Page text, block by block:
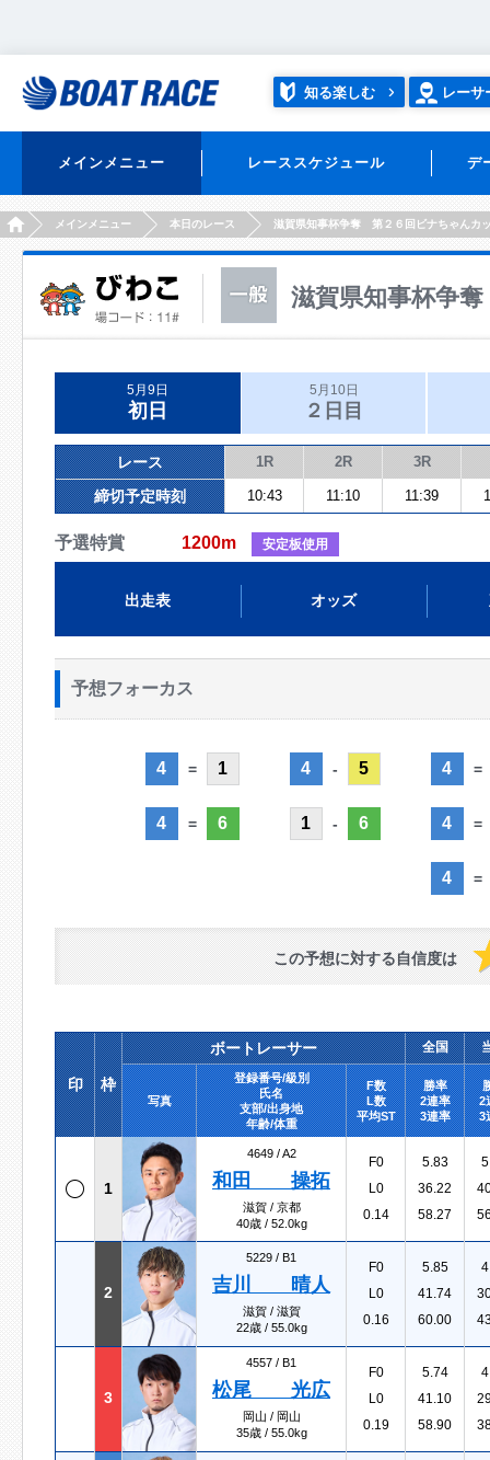
知る楽しむ レーサ
メインメニュー レーススケジュール デ
HOMEメインメニュー 本日のレース 滋賀県知事杯争奪 第２６回ビナちゃんカ
滋賀県知事杯争
5月9日
初日
5月10日
２日目
レース 1R 2R 3R
締切予定時刻 10:43 11:10 11:39
予選特賞 1200m 安定板使用
出走表 オッズ
予想フォーカス
4 = 1
4 = 6
4 - 5
1 - 6
4 =
4 =
4 =
この予想に対する自信度は
印 枠
ボートレーサー 全国
写真
登録番号/級別
氏名
支部/出身地
年齢/体重
F数
L数
平均ST
勝率
2連率
3連率
2
3
1
4649 /A2
和田 操拓
滋賀 / 京都
40歳 / 52.0kg
F0
L0
0.14
5.83
36.22
58.27
2
5229 / B1
吉川 晴人
滋賀 / 滋賀
22歳 / 55.0kg
F0
L0
0.16
5.85
41.74
60.00
3
4557 / B1
松尾 光広
岡山 / 岡山
35歳 / 55.0kg
F0
L0
0.19
5.74
41.10
58.90